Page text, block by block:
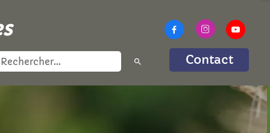
Contact
search

 